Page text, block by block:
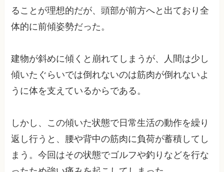
ることが理想的だが、頭部が前方へと出ており全
体的に前傾姿勢だった。
建物が斜めに傾くと崩れてしまうが、人間は少し
傾いたぐらいでは倒れないのは筋肉が倒れないよ
うに体を支えているからである。
しかし、この傾いた状態で日常生活の動作を繰り
返し行うと、腰や背中の筋肉に負荷が蓄積してし
まう。今回はその状態でゴルフや釣りなどを行な